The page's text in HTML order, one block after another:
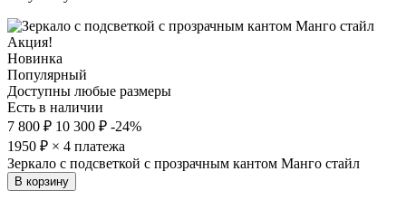
Акция!
Новинка
Популярный
Доступны любые размеры
Есть в наличии
7 800 ₽ 10 300 ₽ -24%
1950 ₽ × 4 платежа
Зеркало с подсветкой с прозрачным кантом Манго стайл
В корзину